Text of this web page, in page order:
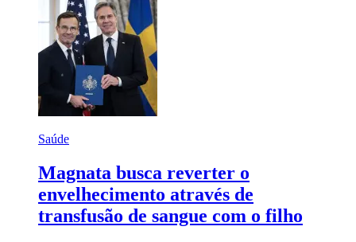
Saúde
Magnata busca reverter o
envelhecimento através de
transfusão de sangue com o filho